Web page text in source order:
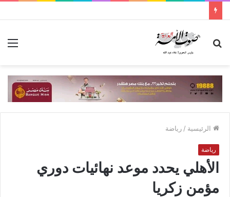
بحث
الرئيسية / رياضة
رياضة
الأهلي يحدد موعد نهائيات دوري
مؤمن زكريا